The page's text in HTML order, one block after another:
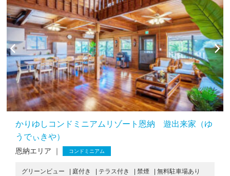
ゾート恩納 遊出来家（ゆ
ス付き | 禁煙
| 無料駐車場あり
かりゆしコンドミニアムリ
| サンセット
| インターネット無料